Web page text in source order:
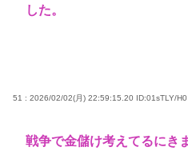
した。
51 : 2026/02/02(月) 22:59:15.20 ID:01sTLY/H0
戦争で金儲け考えてるにき